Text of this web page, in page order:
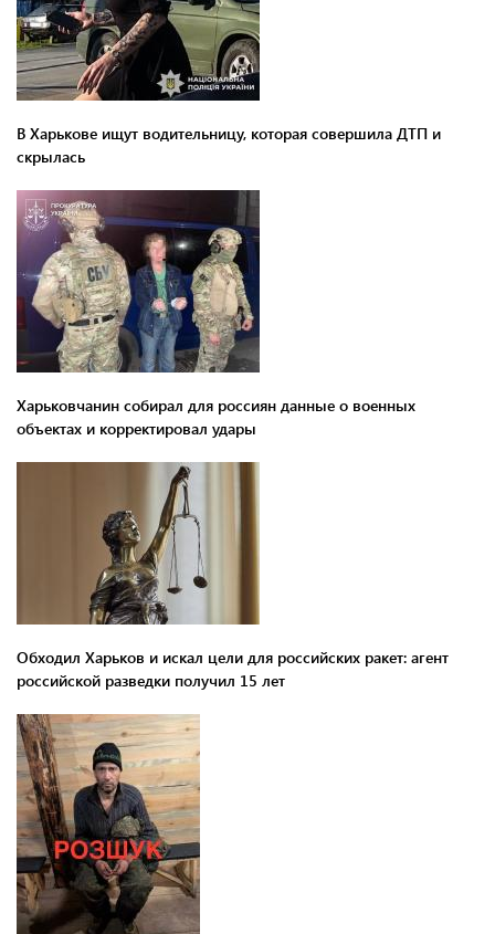
В Харькове ищут водительницу, которая совершила ДТП и
скрылась
Харьковчанин собирал для россиян данные о военных
объектах и ​​корректировал удары
Обходил Харьков и искал цели для российских ракет: агент
российской разведки получил 15 лет